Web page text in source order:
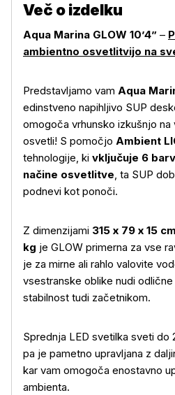
Več o izdelku
Aqua Marina GLOW 10’4” –
ambientno osvetlitvijo na
Predstavljamo vam Aqua
edinstveno napihljivo SUP
omogoča vrhunsko izkušnjo na
osvetli! S pomočjo Ambient
tehnologije, ki vključuje 6
načine osvetlitve, ta SUP
podnevi kot ponoči.
Z dimenzijami 315 x 79 x 15 cm
kg je GLOW primerna za vse
je za mirne ali rahlo valovite
vsestranske oblike nudi
stabilnost tudi začetnikom.
Sprednja LED svetilka sveti
pa je pametno upravljana z
kar vam omogoča enostavno
ambienta.